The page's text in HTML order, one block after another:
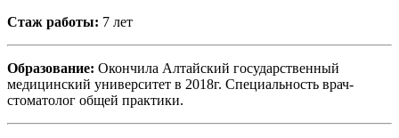
Стаж работы: 7 лет
Образование: Окончила Алтайский государственный
медицинский университет в 2018г. Специальность врач-
стоматолог общей практики.